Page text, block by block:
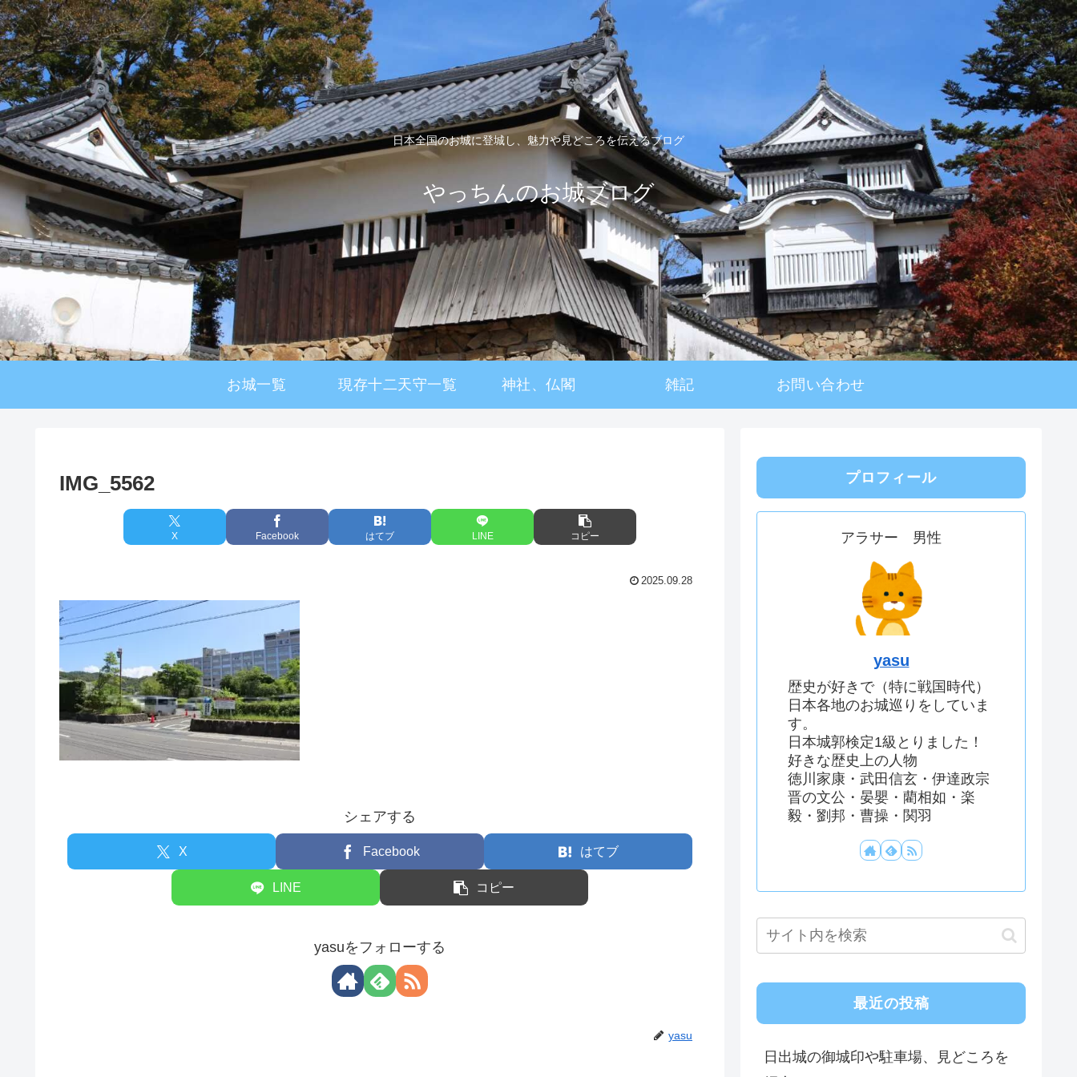
日本全国のお城に登城し、魅力や見どころを伝えるブログ
やっちんのお城ブログ
お城一覧 現存十二天守一覧 神社、仏閣 雑記 お問い合わせ
IMG_5562
X Facebook はてブ LINE コピー
2025.09.28
シェアする
X Facebook はてブ
LINE コピー
yasuをフォローする
yasu
プロフィール
アラサー 男性
yasu
歴史が好きで（特に戦国時代）
日本各地のお城巡りをしていま
す。
日本城郭検定1級とりました！
好きな歴史上の人物
徳川家康・武田信玄・伊達政宗
晋の文公・晏嬰・藺相如・楽
毅・劉邦・曹操・関羽
最近の投稿
日出城の御城印や駐車場、見どころを